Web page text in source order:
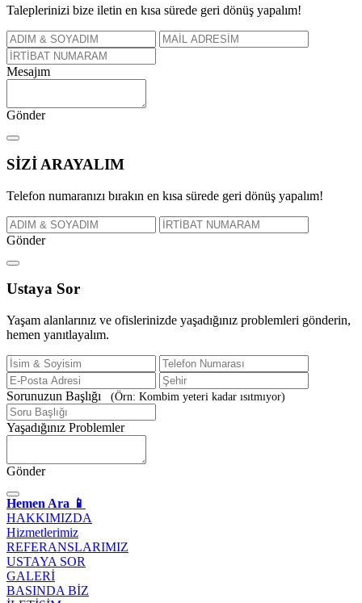
Taleplerinizi bize iletin en kısa sürede geri dönüş yapalım!
Mesajım
Gönder
SİZİ ARAYALIM
Telefon numaranızı bırakın en kısa sürede geri dönüş yapalım!
Gönder
Ustaya Sor
Yaşam alanlarınız ve ofislerinizde yaşadığınız problemleri gönderin,
hemen yanıtlayalım.
Sorunuzun Başlığı (Örn: Kombim yeteri kadar ısıtmıyor)
Yaşadığınız Problemler
Gönder
Hemen Ara 📱
HAKKIMIZDA
Hizmetlerimiz
REFERANSLARIMIZ
USTAYA SOR
GALERİ
BASINDA BİZ